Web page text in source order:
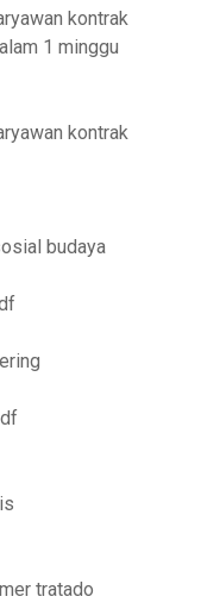
kontrak
1 minggu
kontrak
budaya
tratado